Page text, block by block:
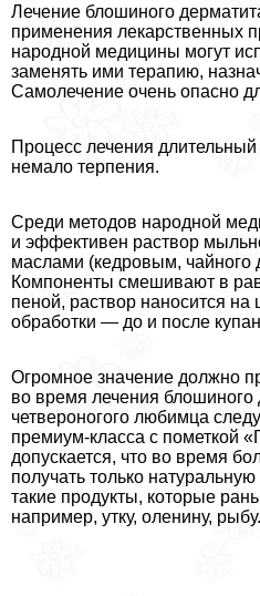
Лечение блошиного
применения лекарственных
народной медицины могут
заменять ими терапию,
Самолечение очень опасно
Процесс лечения длительный
немало терпения.
Среди методов народной
и эффективен раствор
маслами (кедровым, чайного
Компоненты смешивают в
пеной, раствор наносится
обработки — до и после
Огромное значение должно
во время лечения блошиного
четвероногого любимца
премиум-класса с пометкой
допускается, что во время
получать только
такие продукты, которые
например, утку, оленину, рыбу.